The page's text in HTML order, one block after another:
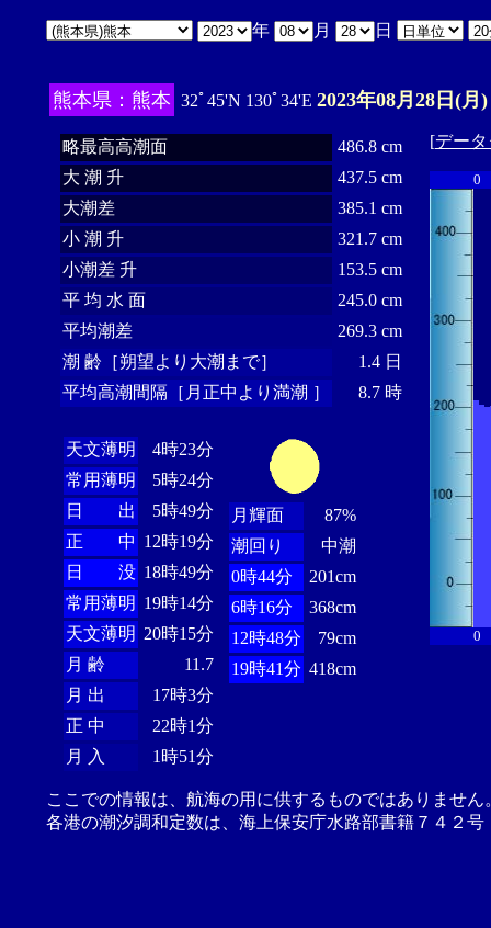
年 月 日
熊本県：熊本 32ﾟ45'N 130ﾟ34'E 2023年08月28日(月)
略最高高潮面
486.8 cm
大 潮 升
437.5 cm
大潮差
385.1 cm
小 潮 升
321.7 cm
小潮差 升
153.5 cm
平 均 水 面
245.0 cm
平均潮差
269.3 cm
潮 齢［朔望より大潮まで］
1.4 日
平均高潮間隔［月正中より満潮 ］
8.7 時
天文薄明
4時23分
常用薄明
5時24分
日 出
5時49分
正 中 12時19分
日 没 18時49分
常用薄明 19時14分
天文薄明 20時15分
月 齢
11.7
月 出
17時3分
正 中
22時1分
月 入
1時51分
月輝面
87%
潮回り
中潮
0時44分
201cm
6時16分
368cm
12時48分
79cm
19時41分 418cm
[デー
0
0
ここでの情報は、航海の用に供するものではありませ
各港の潮汐調和定数は、海上保安庁水路部書籍７４２